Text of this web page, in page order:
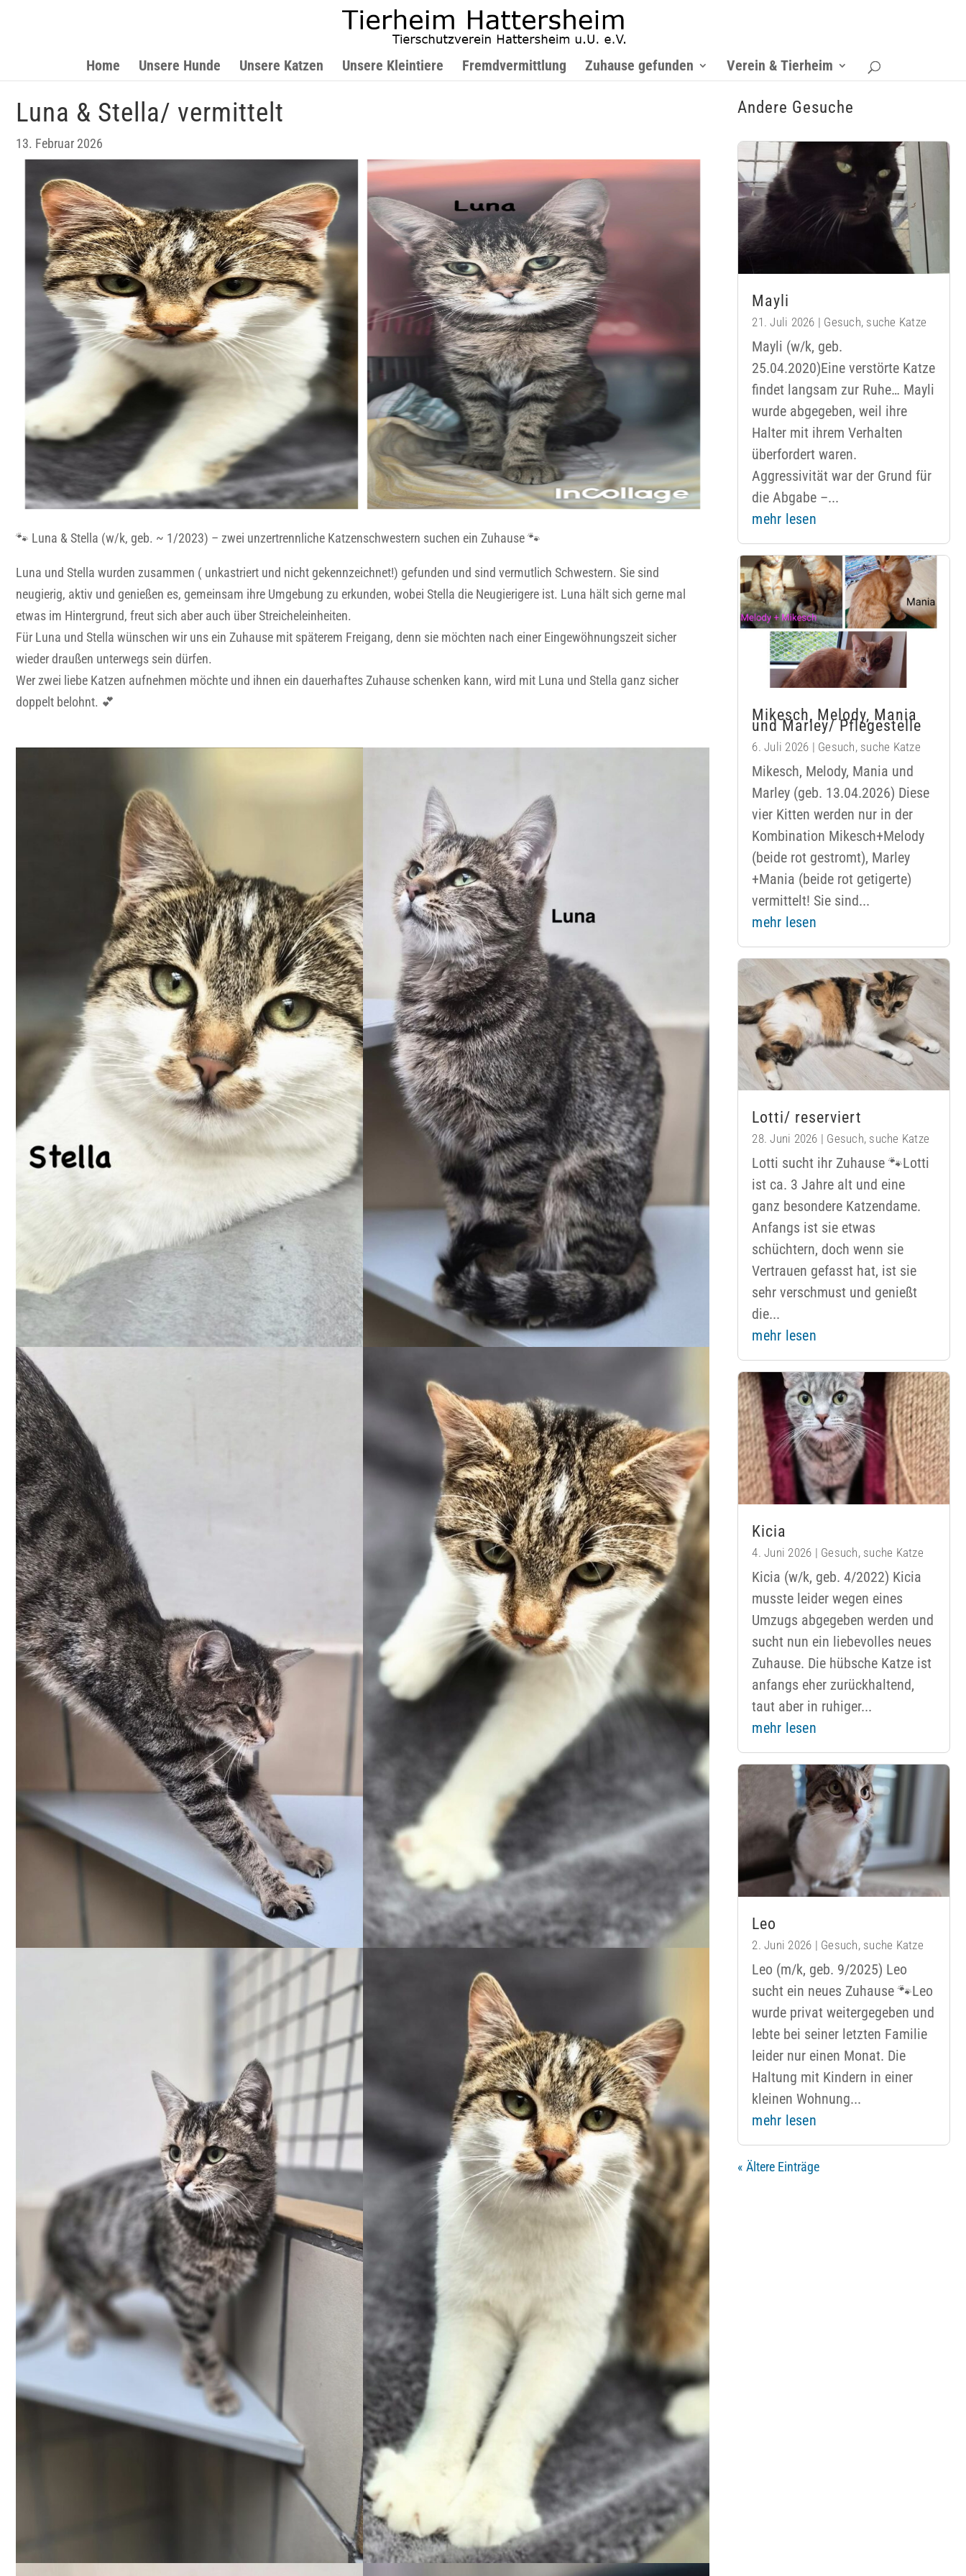
Home Unsere Hunde Unsere Katzen Unsere Kleintiere Fremdvermittlung Zuhause gefunden Verein & Tierheim
Luna & Stella/ vermittelt
13. Februar 2026
🐾 Luna & Stella (w/k, geb. ~ 1/2023) – zwei unzertrennliche Katzenschwestern suchen ein Zuhause 🐾
Luna und Stella wurden zusammen ( unkastriert und nicht gekennzeichnet!) gefunden und sind vermutlich Schwestern. Sie sind
neugierig, aktiv und genießen es, gemeinsam ihre Umgebung zu erkunden, wobei Stella die Neugierigere ist. Luna hält sich gerne mal
etwas im Hintergrund, freut sich aber auch über Streicheleinheiten.
Für Luna und Stella wünschen wir uns ein Zuhause mit späterem Freigang, denn sie möchten nach einer Eingewöhnungszeit sicher
wieder draußen unterwegs sein dürfen.
Wer zwei liebe Katzen aufnehmen möchte und ihnen ein dauerhaftes Zuhause schenken kann, wird mit Luna und Stella ganz sicher
doppelt belohnt. 💕
Andere Gesuche
Mayli
21. Juli 2026 | Gesuch, suche Katze
Mayli (w/k, geb.
25.04.2020)Eine verstörte Katze
findet langsam zur Ruhe… Mayli
wurde abgegeben, weil ihre
Halter mit ihrem Verhalten
überfordert waren.
Aggressivität war der Grund für
die Abgabe –...
mehr lesen
Mikesch, Melody, Mania
und Marley/ Pflegestelle
6. Juli 2026 | Gesuch, suche Katze
Mikesch, Melody, Mania und
Marley (geb. 13.04.2026) Diese
vier Kitten werden nur in der
Kombination Mikesch+Melody
(beide rot gestromt), Marley
+Mania (beide rot getigerte)
vermittelt! Sie sind...
mehr lesen
Lotti/ reserviert
28. Juni 2026 | Gesuch, suche Katze
Lotti sucht ihr Zuhause 🐾Lotti
ist ca. 3 Jahre alt und eine
ganz besondere Katzendame.
Anfangs ist sie etwas
schüchtern, doch wenn sie
Vertrauen gefasst hat, ist sie
sehr verschmust und genießt
die...
mehr lesen
Kicia
4. Juni 2026 | Gesuch, suche Katze
Kicia (w/k, geb. 4/2022) Kicia
musste leider wegen eines
Umzugs abgegeben werden und
sucht nun ein liebevolles neues
Zuhause. Die hübsche Katze ist
anfangs eher zurückhaltend,
taut aber in ruhiger...
mehr lesen
Leo
2. Juni 2026 | Gesuch, suche Katze
Leo (m/k, geb. 9/2025) Leo
sucht ein neues Zuhause 🐾Leo
wurde privat weitergegeben und
lebte bei seiner letzten Familie
leider nur einen Monat. Die
Haltung mit Kindern in einer
kleinen Wohnung...
mehr lesen
« Ältere Einträge